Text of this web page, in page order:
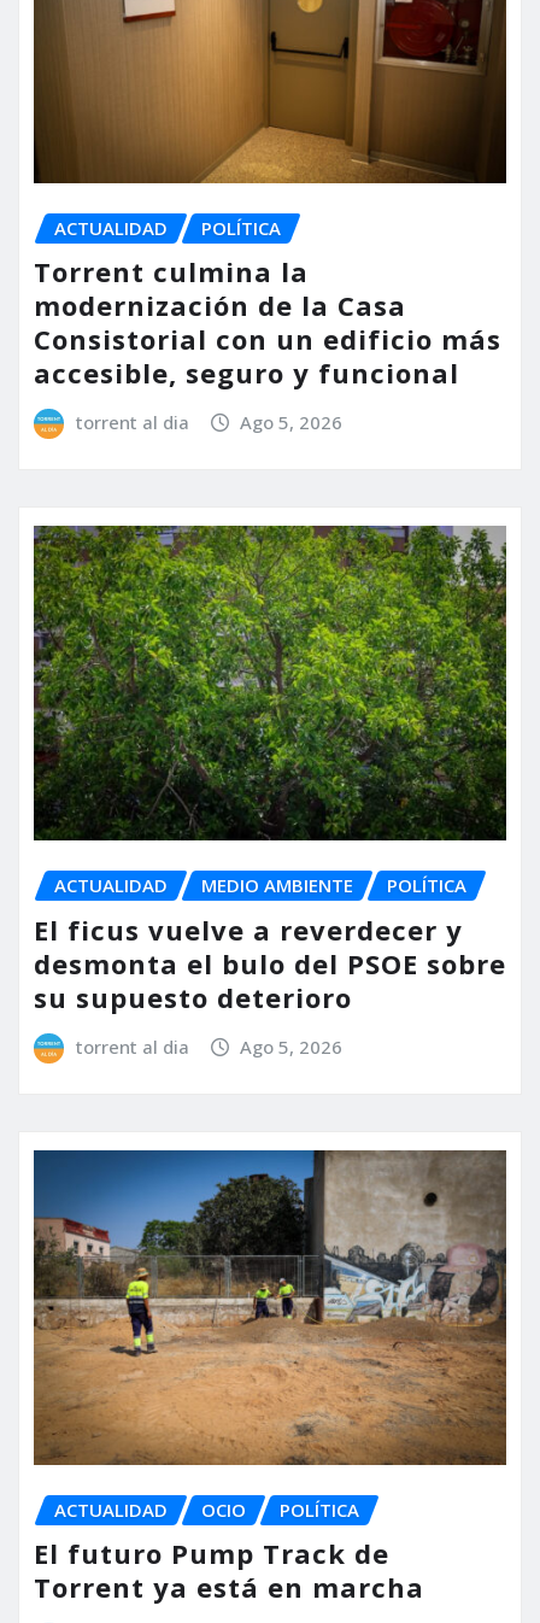
ACTUALIDAD POLÍTICA
Torrent culmina la
modernización de la Casa
Consistorial con un edificio más
accesible, seguro y funcional
torrent al dia Ago 5, 2026
ACTUALIDAD MEDIO AMBIENTE POLÍTICA
El ficus vuelve a reverdecer y
desmonta el bulo del PSOE sobre
su supuesto deterioro
torrent al dia Ago 5, 2026
ACTUALIDAD OCIO POLÍTICA
El futuro Pump Track de
Torrent ya está en marcha